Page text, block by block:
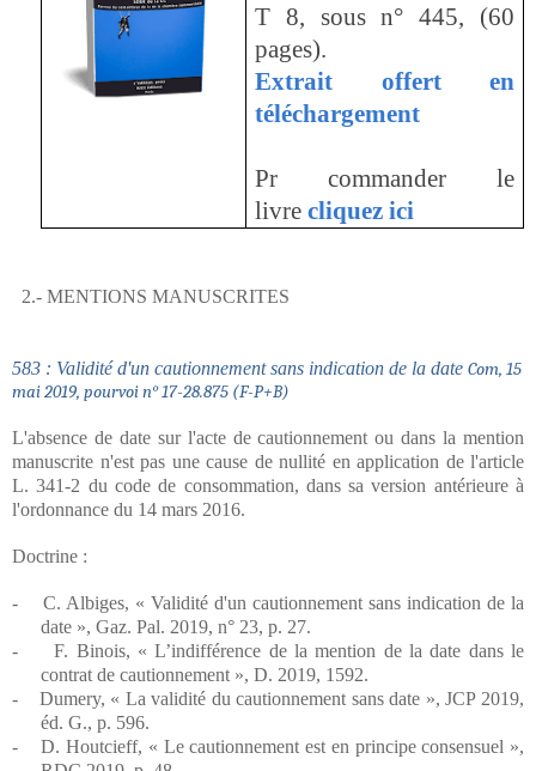
T 8, sous n° 445, (60
pages).
Extrait offert en
téléchargement
Pr commander le
livre cliquez ici
2.- MENTIONS MANUSCRITES
583 : Validité d'un cautionnement sans indication de la date Com, 15
mai 2019, pourvoi n° 17-28.875 (F-P+B)
L'absence de date sur l'acte de cautionnement ou dans la mention
manuscrite n'est pas une cause de nullité en application de l'article
L. 341-2 du code de consommation, dans sa version antérieure à
l'ordonnance du 14 mars 2016.
Doctrine :
-
C. Albiges, « Validité d'un cautionnement sans indication de la
date », Gaz. Pal. 2019, n° 23, p. 27.
-
F. Binois, « L’indifférence de la mention de la date dans le
contrat de cautionnement », D. 2019, 1592.
-
Dumery, « La validité du cautionnement sans date », JCP 2019,
éd. G., p. 596.
-
D. Houtcieff, « Le cautionnement est en principe consensuel »,